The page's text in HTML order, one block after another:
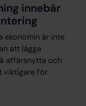
innebär
ekonomin är inte
att lägga
affärsnytta och
viktigare för